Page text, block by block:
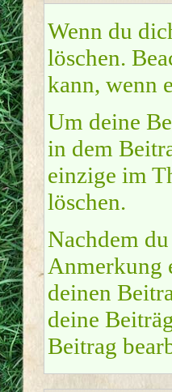
Wenn du
löschen.
kann, wenn
Um deine
in dem
einzige im
löschen.
Nachdem
Anmerkung
deinen
deine
Beitrag